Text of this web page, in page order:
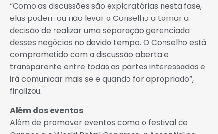
“Como as discussões são exploratórias nesta fase,
elas podem ou não levar o Conselho a tomar a
decisão de realizar uma separação gerenciada
desses negócios no devido tempo. O Conselho está
comprometido com a discussão aberta e
transparente entre todas as partes interessadas e
irá comunicar mais se e quando for apropriado”,
finalizou.
Além dos eventos
Além de promover eventos como o festival de